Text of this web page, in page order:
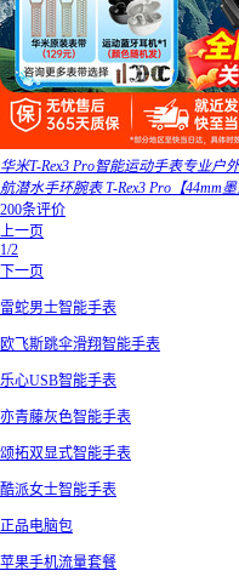
华米T-Rex3 Pro智能运动手表专业户
航潜水手环腕表 T-Rex3 Pro【44mm墨
200条评价
上一页
1/2
下一页
雷蛇男士智能手表
欧飞斯跳伞滑翔智能手表
乐心USB智能手表
亦青藤灰色智能手表
颂拓双显式智能手表
酷派女士智能手表
正品电脑包
苹果手机流量套餐